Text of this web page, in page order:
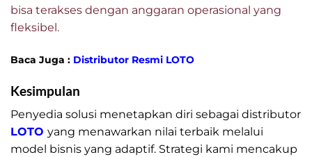
bisa terakses dengan anggaran operasional yang
fleksibel.
Baca Juga : Distributor Resmi LOTO
Kesimpulan
Penyedia solusi menetapkan diri sebagai distributor
LOTO yang menawarkan nilai terbaik melalui
model bisnis yang adaptif. Strategi kami mencakup